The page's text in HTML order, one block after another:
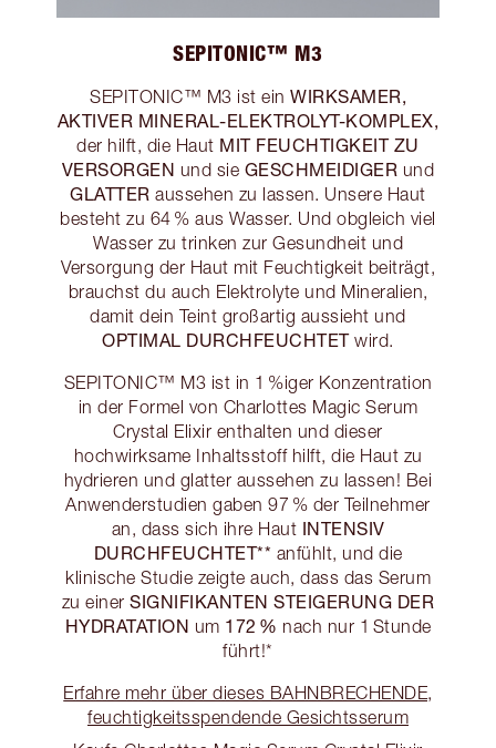
SEPITONIC™ M3
SEPITONIC™ M3 ist ein WIRKSAMER,
AKTIVER MINERAL-ELEKTROLYT-KOMPLEX,
der hilft, die Haut MIT FEUCHTIGKEIT ZU
VERSORGEN und sie GESCHMEIDIGER und
GLATTER aussehen zu lassen. Unsere Haut
besteht zu 64 % aus Wasser. Und obgleich viel
Wasser zu trinken zur Gesundheit und
Versorgung der Haut mit Feuchtigkeit beiträgt,
brauchst du auch Elektrolyte und Mineralien,
damit dein Teint großartig aussieht und
OPTIMAL DURCHFEUCHTETwird.
SEPITONIC™ M3 ist in 1 %iger Konzentration
in der Formel von Charlottes Magic Serum
Crystal Elixir enthalten und dieser
hochwirksame Inhaltsstoff hilft, die Haut zu
hydrieren und glatter aussehen zu lassen! Bei
Anwenderstudien gaben 97 % der Teilnehmer
an, dass sich ihre Haut INTENSIV
DURCHFEUCHTET** anfühlt, und die
klinische Studie zeigte auch, dass das Serum
zu einerSIGNIFIKANTEN STEIGERUNG DER
HYDRATATION um 172 % nach nur 1 Stunde
führt!*
Erfahre mehr über dieses BAHNBRECHENDE,
feuchtigkeitsspendende Gesichtsserum